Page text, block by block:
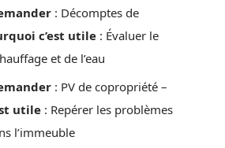
: Décomptes de
c’est utile : Évaluer le
et de l’eau
: PV de copropriété –
utile : Repérer les problèmes
l’immeuble